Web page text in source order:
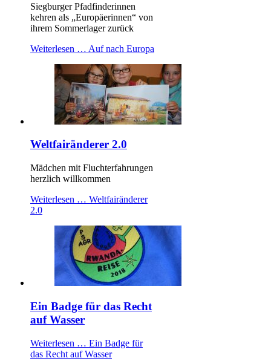
Siegburger Pfadfinderinnen
kehren als „Europäerinnen“ von
ihrem Sommerlager zurück
Weiterlesen … Auf nach Europa
Weltfairänderer 2.0
Mädchen mit Fluchterfahrungen
herzlich willkommen
Weiterlesen … Weltfairänderer
2.0
Ein Badge für das Recht
auf Wasser
Weiterlesen … Ein Badge für
das Recht auf Wasser